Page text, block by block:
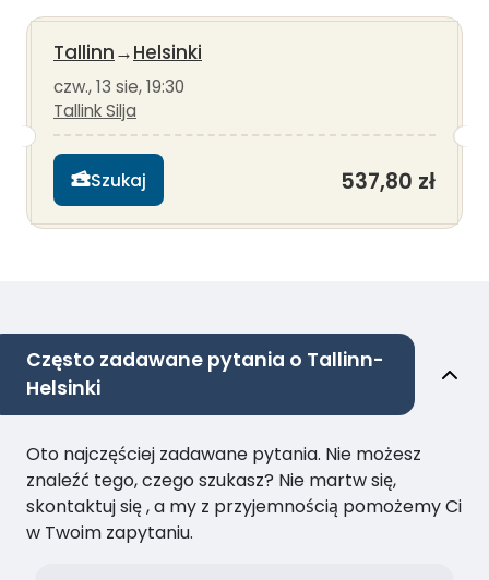
Tallinn→Helsinki
czw., 13 sie, 19:30
Tallink Silja
Szukaj 537,80 zł
Często zadawane pytania o Tallinn-
Helsinki
Oto najczęściej zadawane pytania. Nie możesz
znaleźć tego, czego szukasz? Nie martw się,
skontaktuj się , a my z przyjemnością pomożemy Ci
w Twoim zapytaniu.